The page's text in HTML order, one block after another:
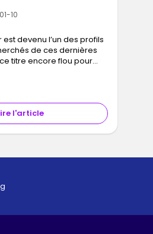
10
est devenu l’un des profils
de ces dernières
titre encore flou pour
l'article
... 11